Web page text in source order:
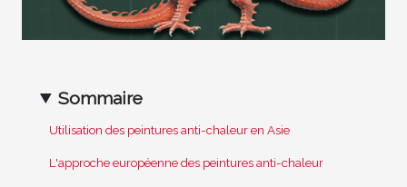
Sommaire
Utilisation des peintures anti-chaleur en Asie
L'approche européenne des peintures anti-chaleur